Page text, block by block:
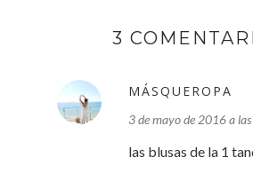
3
MÁSQUEROPA
3 de mayo de 2016 a
las blusas de la 1